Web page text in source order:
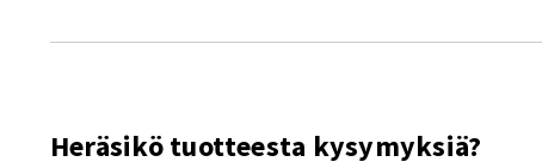
Heräsikö tuotteesta kysymyksiä?